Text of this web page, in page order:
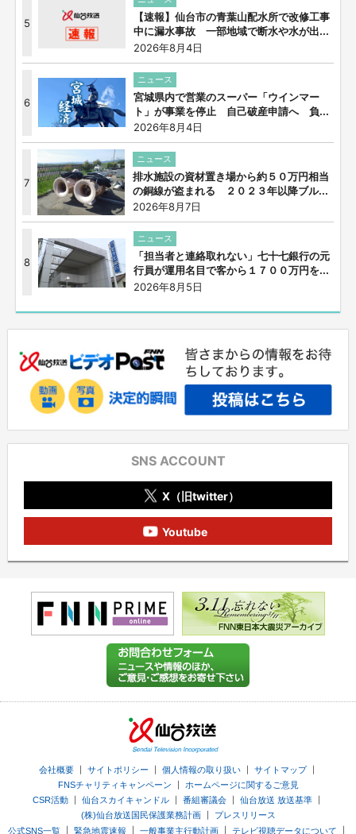
5
【速報】仙台市の青葉山配水所で改修工事
中に漏水事故 一部地域で断水や水が出...
2026年8月4日
6
ニュース
宮城県内で営業のスーパー「ウインマー
ト」が事業を停止 自己破産申請へ 負...
2026年8月4日
7
ニュース
排水施設の資材置き場から約５０万円相当
の銅線が盗まれる ２０２３年以降ブル...
2026年8月7日
8
ニュース
「担当者と連絡取れない」七十七銀行の元
行員が運用名目で客から１７００万円を...
2026年8月5日
SNS ACCOUNT
X（旧twitter）
Youtube
会社概要｜ サイトポリシー ｜ 個人情報の取り扱い｜ サイトマップ｜
FNSチャリティキャンペーン
ホームページに関するご意見
CSR活動
仙台スカイキャンドル 番組審議会 仙台放送 放送基準
(株)仙台放送国民保護業務計画｜
プレスリリース
公式SNS一覧
緊急地震速報 一般事業主行動計画 テレビ視聴データについて